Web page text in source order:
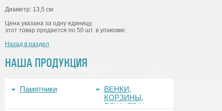
НАША ПРОДУКЦИЯ
Памятники
ВЕНКИ,
КОРЗИНЫ,
ЕЛКА, ЕРШ,
Диаметр: 13,5 см
Цена указана за одну единицу,
этот товар продается по 50 шт. в упаковке.
Назад в раздел